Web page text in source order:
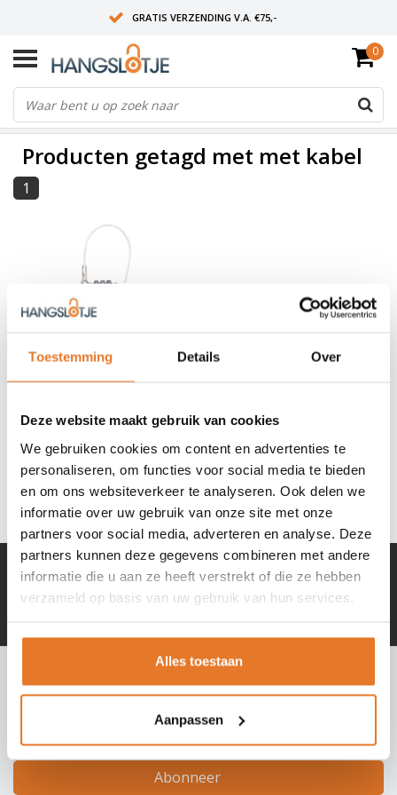
Toestemming Details Over
Deze website maakt gebruik van cookies
We gebruiken cookies om content en advertenties te
personaliseren, om functies voor social media te bieden
en om ons websiteverkeer te analyseren. Ook delen we
informatie over uw gebruik van onze site met onze
partners voor social media, adverteren en analyse. Deze
partners kunnen deze gegevens combineren met andere
informatie die u aan ze heeft verstrekt of die ze hebben
verzameld op basis van uw gebruik van hun services.
Alles toestaan
Aanpassen
GRATIS VERZENDING V.A. €75,-
OP WERKDAGEN VOOR 15:00 BESTELD? VOLGENDE DAG OP SLOT!
ALLES UIT VOORRAAD
0
Producten getagd met met kabel
1
staalkabel met cijferslot
5,75
Nog niet gewaardeerd
OP VOORRAAD
+ 100.000 tevreden klanten in NL & BE
Mail naarinfo@hangslotje.nl
INSCHRIJVEN NIEUWSBRIEF
Meld je nu aan voor extra informatie of nieuwe producten
Abonneer